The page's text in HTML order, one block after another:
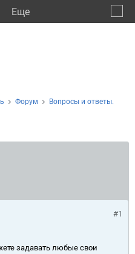
Eще
Форум Вопросы и ответы.
#1
задавать любые свои